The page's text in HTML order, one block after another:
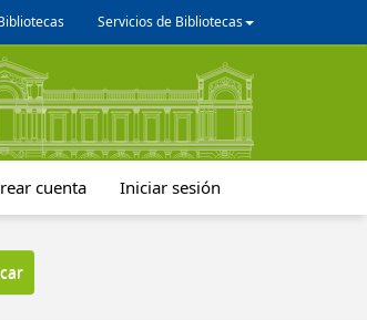
Servicios de Bibliotecas
cuenta Iniciar sesión